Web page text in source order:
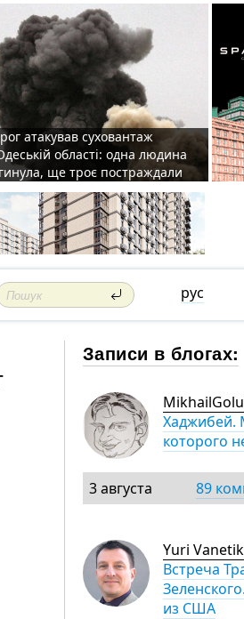
атакував суховантаж
області: одна людина
ще троє постраждали
рус
Записи в блогах:
Хаджибей.
которого
3 августа 89
Yuri Vanetik
Встреча
из США